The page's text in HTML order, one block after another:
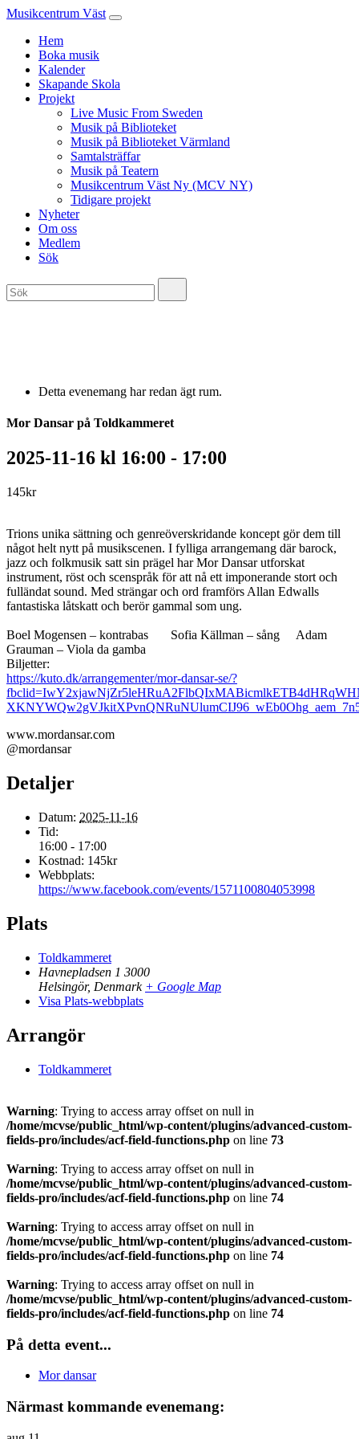
Musikcentrum Väst
Hem
Boka musik
Kalender
Skapande Skola
Projekt
Live Music From Sweden
Musik på Biblioteket
Musik på Biblioteket Värmland
Samtalsträffar
Musik på Teatern
Musikcentrum Väst Ny (MCV NY)
Tidigare projekt
Nyheter
Om oss
Medlem
Sök
Detta evenemang har redan ägt rum.
Mor Dansar på Toldkammeret
2025-11-16 kl 16:00 - 17:00
145kr
Trions unika sättning och genreöverskridande koncept gör dem till
något helt nytt på musikscenen. I fylliga arrangemang där barock,
jazz och folkmusik satt sin prägel har Mor Dansar utforskat
instrument, röst och scenspråk för att nå ett imponerande stort och
fulländat sound. Med strängar och ord framförs Allan Edwalls
fantastiska låtskatt och berör gammal som ung.
Boel Mogensen – kontrabas Sofia Källman – sång Adam
Grauman – Viola da gamba
Biljetter:
https://kuto.dk/arrangementer/mor-dansar-se/?
www.mordansar.com
@mordansar
Detaljer
Datum: 2025-11-16
Tid:
16:00 - 17:00
Kostnad: 145kr
Webbplats:
https://www.facebook.com/events/1571100804053998
Plats
Toldkammeret
Havnepladsen 1 3000
Helsingör, Denmark + Google Map
Visa Plats-webbplats
Arrangör
Toldkammeret
Warning: Trying to access array offset on null in
/home/mcvse/public_html/wp-content/plugins/advanced-custom-
fields-pro/includes/acf-field-functions.php on line 73
Warning: Trying to access array offset on null in
/home/mcvse/public_html/wp-content/plugins/advanced-custom-
fields-pro/includes/acf-field-functions.php on line 74
Warning: Trying to access array offset on null in
/home/mcvse/public_html/wp-content/plugins/advanced-custom-
fields-pro/includes/acf-field-functions.php on line 74
Warning: Trying to access array offset on null in
/home/mcvse/public_html/wp-content/plugins/advanced-custom-
fields-pro/includes/acf-field-functions.php on line 74
På detta event...
Mor dansar
Närmast kommande evenemang: